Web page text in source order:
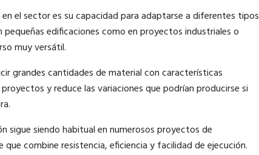
el sector es su capacidad para adaptarse a diferentes tipos
edificaciones como en proyectos industriales o
muy versátil.
grandes cantidades de material con características
y reduce las variaciones que podrían producirse si
sigue siendo habitual en numerosos proyectos de
combine resistencia, eficiencia y facilidad de ejecución.